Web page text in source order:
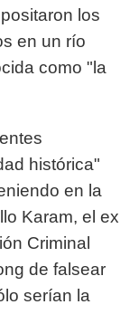
los
en un río
como "la
histórica"
en la
Karam, el ex
Criminal
de falsear
serían la